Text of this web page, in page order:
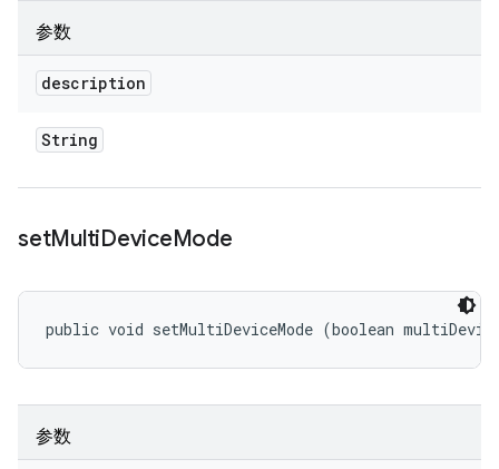
参数
description
String
setMultiDeviceMode
public void setMultiDeviceMode (boolean
参数